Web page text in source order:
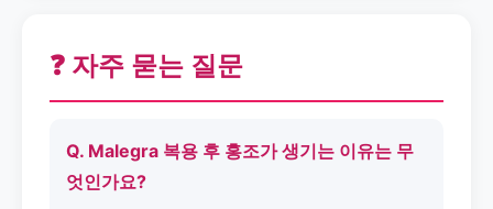
❓ 자주 묻는 질문
Q. Malegra 복용 후 홍조가 생기는 이유는 무
엇인가요?